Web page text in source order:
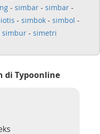
- simbar - simbar -
- simbok - simbol -
simbur - simetri
di Typoonline